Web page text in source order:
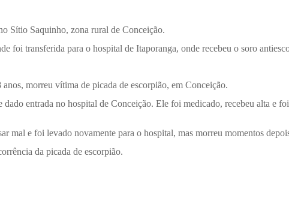
Sítio Saquinho, zona rural de Conceição.
foi transferida para o hospital de Itaporanga, onde recebeu o soro
morreu vítima de picada de escorpião, em Conceição.
entrada no hospital de Conceição. Ele foi medicado, recebeu alta e
e foi levado novamente para o hospital, mas morreu momentos
da picada de escorpião.